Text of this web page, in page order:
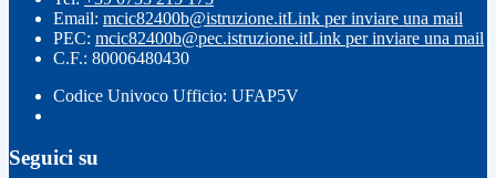
Email: mcic82400b@istruzione.itLink per inviare una mail
PEC: mcic82400b@pec.istruzione.itLink per inviare una mail
C.F.: 80006480430
Codice Univoco Ufficio: UFAP5V
Seguici su